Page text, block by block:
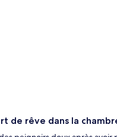
de rêve dans la